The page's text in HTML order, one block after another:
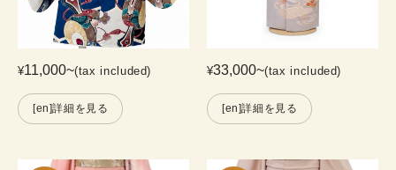
¥11,000~(tax included)
[en]詳細を見る
¥33,000~(tax included)
[en]詳細を見る